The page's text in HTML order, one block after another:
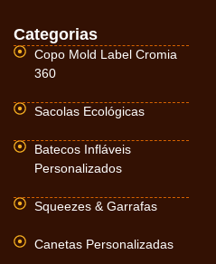
Categorias
Copo Mold Label Cromia
360
Sacolas Ecológicas
Batecos Infláveis
Personalizados
Squeezes & Garrafas
Canetas Personalizadas